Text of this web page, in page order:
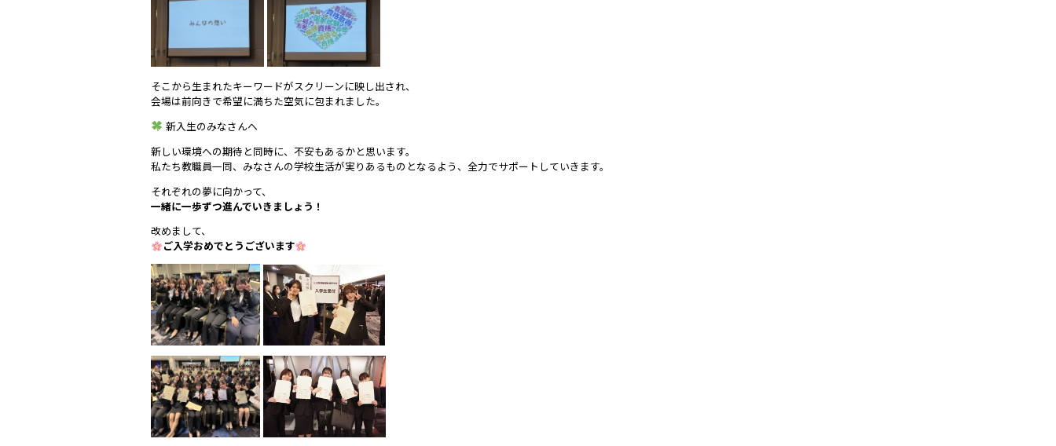
そこから生まれたキーワードがスクリーンに映し出され、
会場は前向きで希望に満ちた空気に包まれました。
新入生のみなさんへ
新しい環境への期待と同時に、不安もあるかと思います。
私たち教職員一同、みなさんの学校生活が実りあるものとなるよう、全力でサポートしていきます。
それぞれの夢に向かって、
一緒に一歩ずつ進んでいきましょう！
改めまして、
ご入学おめでとうございます